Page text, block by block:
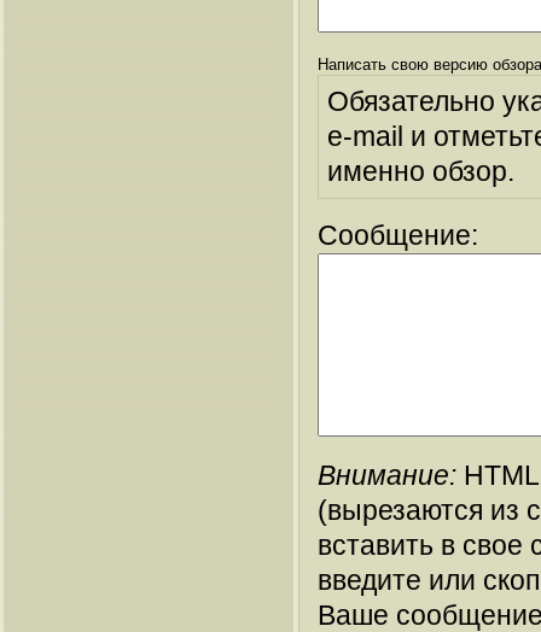
Написать свою версию
Обязательно
e-mail и
именно обзор.
Сообщение:
Внимание:
(вырезаются из
вставить в
введите или
Ваше